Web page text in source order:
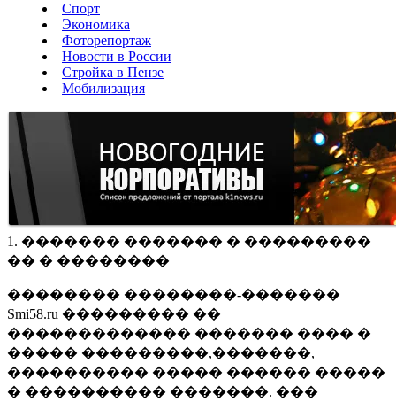
Спорт
Экономика
Фоторепортаж
Новости в России
Стройка в Пензе
Мобилизация
1. ������� ������� � ���������
�� � ��������
�������� ��������-�������
Smi58.ru ��������� ��
������������� ������� ���� �
����� ���������,�������,
���������� ����� ������ �����
� ���������� �������. ���